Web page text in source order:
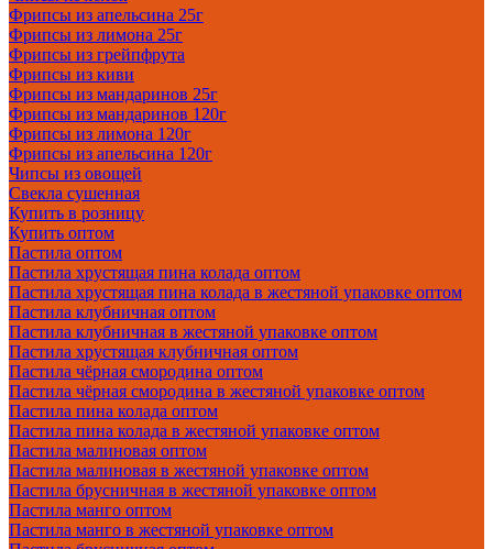
Фрипсы из апельсина 25г
Фрипсы из лимона 25г
Фрипсы из грейпфрута
Фрипсы из киви
Фрипсы из мандаринов 25г
Фрипсы из мандаринов 120г
Фрипсы из лимона 120г
Фрипсы из апельсина 120г
Чипсы из овощей
Свекла сушенная
Купить в розницу
Купить оптом
Пастила оптом
Пастила хрустящая пина колада оптом
Пастила хрустящая пина колада в жестяной упаковке оптом
Пастила клубничная оптом
Пастила клубничная в жестяной упаковке оптом
Пастила хрустящая клубничная оптом
Пастила чёрная смородина оптом
Пастила чёрная смородина в жестяной упаковке оптом
Пастила пина колада оптом
Пастила пина колада в жестяной упаковке оптом
Пастила малиновая оптом
Пастила малиновая в жестяной упаковке оптом
Пастила брусничная в жестяной упаковке оптом
Пастила манго оптом
Пастила манго в жестяной упаковке оптом